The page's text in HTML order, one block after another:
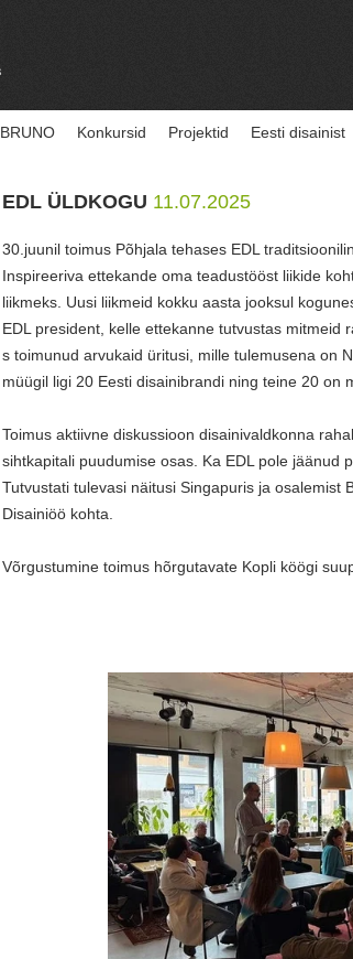
BRUNO Konkursid Projektid Eesti disainist
EDL ÜLDKOGU 11.07.2025
30.juunil toimus Põhjala tehases EDL
Inspireeriva ettekande oma teadustööst liikide
liikmeks. Uusi liikmeid kokku aasta jooksul
EDL president, kelle ettekanne tutvustas mitmeid
s toimunud arvukaid üritusi, mille tulemusena on
müügil ligi 20 Eesti disainibrandi ning teine 20 on
Toimus aktiivne diskussioon disainivaldkonna
sihtkapitali puudumise osas. Ka EDL pole jäänud
Tutvustati tulevasi näitusi Singapuris ja osalemist
Disainiöö kohta.
Võrgustumine toimus hõrgutavate Kopli köögi